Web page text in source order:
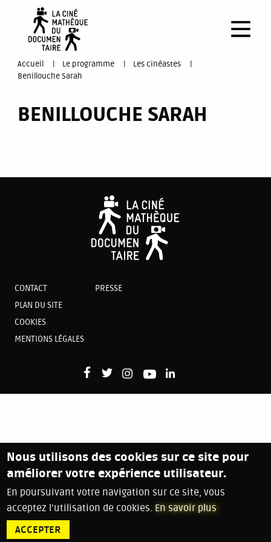
contenu
You
here
Accueil Le programme
Les cinéastes
Benillouche Sarah
BENILLOUCHE SARAH
CONTACT
PLAN DU SITE
COOKIES
MENTIONS LÉGALES
PRESSE
Nous utilisons des cookies sur ce site pour
améliorer votre expérience utilisateur.
En poursuivant votre navigation sur ce site, vous
acceptez l’utilisation de cookies. En savoir plus
ACCEPTER